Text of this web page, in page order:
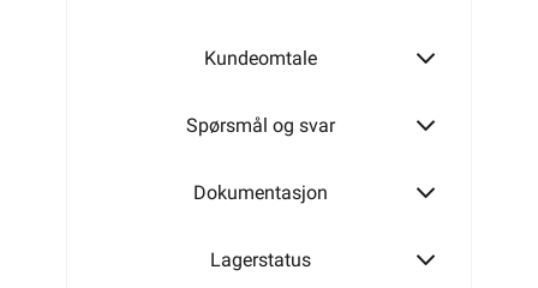
Kundeomtale
Spørsmål og svar
Dokumentasjon
Lagerstatus